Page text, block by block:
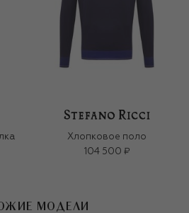
Хлопковое поло
104 500 ₽
МОДЕЛИ